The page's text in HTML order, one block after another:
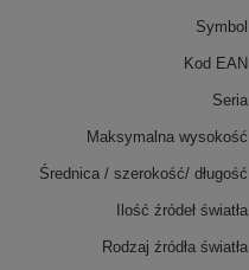
Symbol
Kod EAN
Seria
Maksymalna wysokość
Średnica / szerokość/ długość
Ilość źródeł światła
Rodzaj źródła światła